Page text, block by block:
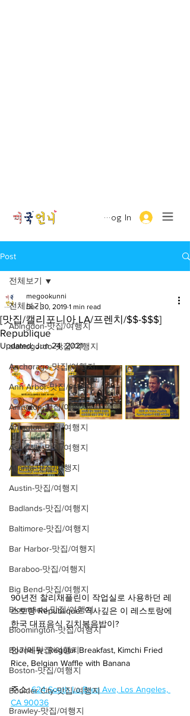
Log In
Post
전체보기
Abingdon-맛집/여행지
alamogordo-맛집/여행지
Anchorage-맛집/여행지
Ann Arbor-맛집/여행지
Arlington-맛집/여행지
Arlington-맛집/여행지
Asheville-맛집/여행지
Atlanta-맛집/여행지
Austin-맛집/여행지
Badlands-맛집/여행지
Baltimore-맛집/여행지
Bar Harbor-맛집/여행지
Baraboo-맛집/여행지
Big Bend-맛집/여행지
Bloomfield-맛집/여행지
Bloomington-맛집/여행지
Boone-맛집/여행지
Boston-맛집/여행지
Boulder City-맛집/여행지
Brawley-맛집/여행지
전체보기
[맛집/캘리포니아 LA/프렌치/$$-$$$]
Republique
megookunni
Dec 30, 2019 1 min read
Updated:Jun 24, 2021
90년전 찰리채플린이 작업실로 사용하던 레
스토랑 Republique! 역사깊은 이 레스토랑에
한국 대표음식 김치볶음밥이?
인기메뉴: Regular Breakfast, Kimchi Fried
Rice, Belgian Waffle with Banana
주소: 624 South La Brea Ave, Los Angeles,
CA 90036